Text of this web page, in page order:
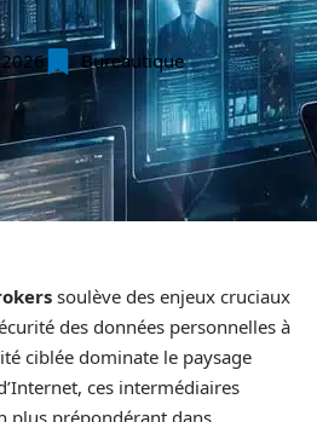
Bureautique
soulève des enjeux cruciaux
des données personnelles à
ciblée dominate le paysage
ces intermédiaires
plus prépondérant dans